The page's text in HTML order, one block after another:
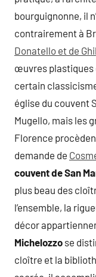
bourguignonne, il
contrairement à
Donatello et de
œuvres
certain
église du couvent
Mugello, mais les
Florence
demande de
couvent de San
plus beau des
l’ensemble, la
décor
Michelozzo se
cloître et la